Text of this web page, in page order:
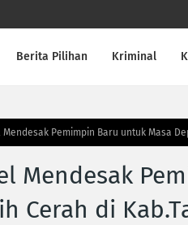
Berita Pilihan Kriminal
Mendesak Pemimpin Baru untuk Masa
Mendesak
Cerah di